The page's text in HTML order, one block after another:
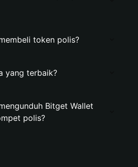
token polis?
yang terbaik?
Bitget Wallet
polis?